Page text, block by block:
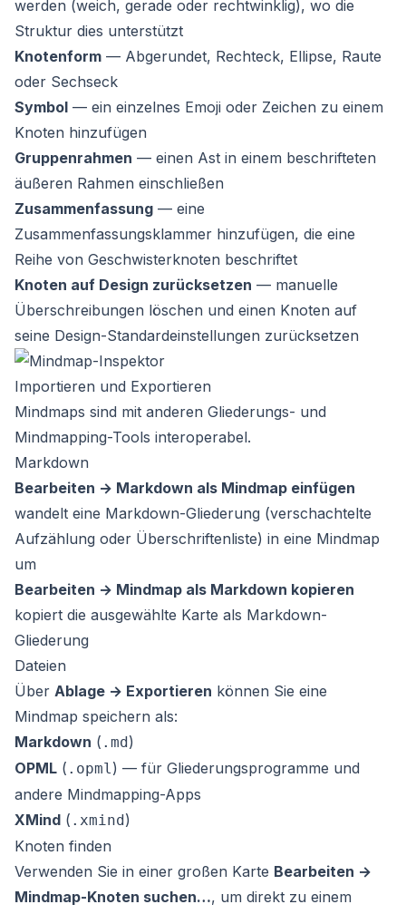
werden (weich, gerade oder rechtwinklig), wo die
Struktur dies unterstützt
Knotenform — Abgerundet, Rechteck, Ellipse, Raute
oder Sechseck
Symbol — ein einzelnes Emoji oder Zeichen zu einem
Knoten hinzufügen
Gruppenrahmen — einen Ast in einem beschrifteten
äußeren Rahmen einschließen
Zusammenfassung — eine
Zusammenfassungsklammer hinzufügen, die eine
Reihe von Geschwisterknoten beschriftet
Knoten auf Design zurücksetzen — manuelle
Überschreibungen löschen und einen Knoten auf
seine Design-Standardeinstellungen zurücksetzen
Importieren und Exportieren
Mindmaps sind mit anderen Gliederungs- und
Mindmapping-Tools interoperabel.
Markdown
Bearbeiten → Markdown als Mindmap einfügen
wandelt eine Markdown-Gliederung (verschachtelte
Aufzählung oder Überschriftenliste) in eine Mindmap
um
Bearbeiten → Mindmap als Markdown kopieren
kopiert die ausgewählte Karte als Markdown-
Gliederung
Dateien
Über Ablage → Exportieren können Sie eine
Mindmap speichern als:
Markdown ( .md)
OPML ( .opml) — für Gliederungsprogramme und
andere Mindmapping-Apps
XMind ( .xmind)
Knoten finden
Verwenden Sie in einer großen Karte Bearbeiten →
Mindmap-Knoten suchen…, um direkt zu einem